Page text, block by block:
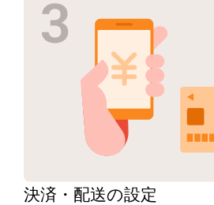
決済・ 配送の設定